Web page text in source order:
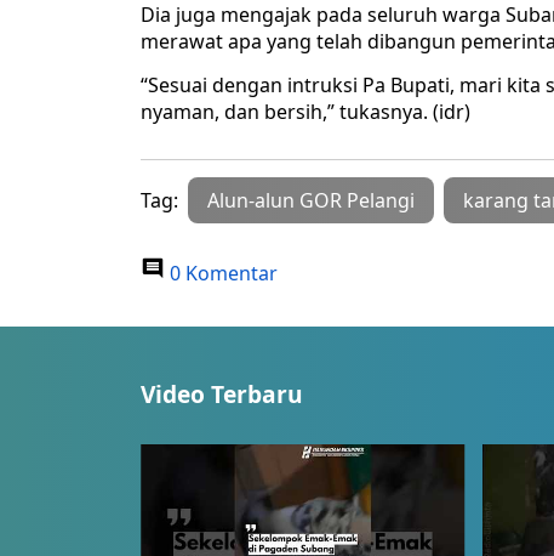
Dia juga mengajak pada seluruh warga
merawat apa yang telah dibangun
“Sesuai dengan intruksi Pa Bupati, mari
nyaman, dan bersih,” tukasnya. (idr)
Tag: Alun-alun GOR Pelangi karang
0 Komentar
Video Terbaru